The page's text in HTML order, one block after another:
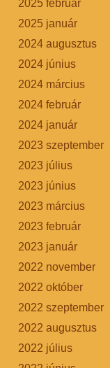
2025 február
2025 január
2024 augusztus
2024 június
2024 március
2024 február
2024 január
2023 szeptember
2023 július
2023 június
2023 március
2023 február
2023 január
2022 november
2022 október
2022 szeptember
2022 augusztus
2022 július